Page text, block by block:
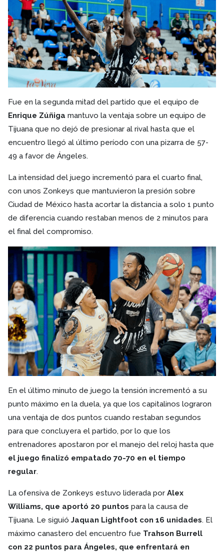
Fue en la segunda mitad del partido que el equipo de
Enrique Zúñiga mantuvo la ventaja sobre un equipo de
Tijuana que no dejó de presionar al rival hasta que el
encuentro llegó al último período con una pizarra de 57-
49 a favor de Ángeles.
La intensidad del juego incrementó para el cuarto final,
con unos Zonkeys que mantuvieron la presión sobre
Ciudad de México hasta acortar la distancia a solo 1 punto
de diferencia cuando restaban menos de 2 minutos para
el final del compromiso.
En el último minuto de juego la tensión incrementó a su
punto máximo en la duela, ya que los capitalinos lograron
una ventaja de dos puntos cuando restaban segundos
para que concluyera el partido, por lo que los
entrenadores apostaron por el manejo del reloj hasta que
el juego finalizó empatado 70-70 en el tiempo
regular.
La ofensiva de Zonkeys estuvo liderada por Alex
Williams, que aportó 20 puntos para la causa de
Tijuana. Le siguió Jaquan Lightfoot con 16 unidades. El
máximo canastero del encuentro fue Trahson Burrell
con 22 puntos para Ángeles, que enfrentará en